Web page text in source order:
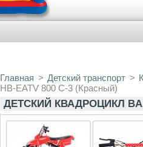
Главная > Детский транспорт >
HB-EATV 800 C-3 (Красный)
ДЕТСКИЙ КВАДРОЦИКЛ